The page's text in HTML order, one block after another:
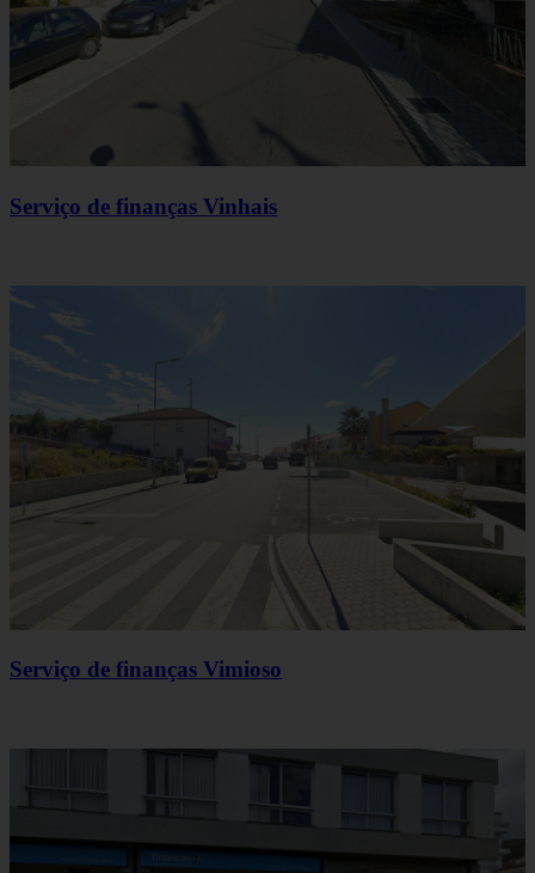
Serviço de finanças Vinhais
Serviço de finanças Vimioso